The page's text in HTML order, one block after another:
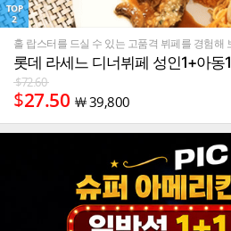
TOP
2
홀 랍스터를 드실 수 있는 고품격 뷔페를 경험해
롯데 라세느 디너뷔페 성인1+아동
$72.60
$27.50 ￦39,800